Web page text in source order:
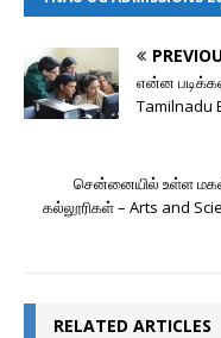
என்ன
Tamilnadu
சென்னையில் உள்ள
கல்லூரிகள் – Arts and
RELATED ARTICLES